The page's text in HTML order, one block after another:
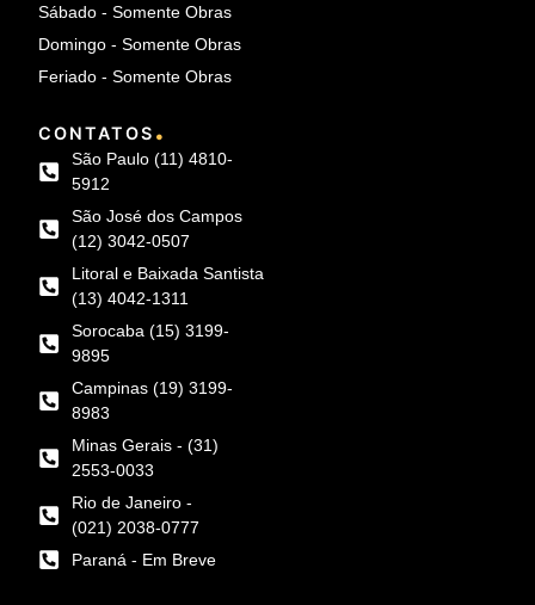
Sábado - Somente Obras
Domingo - Somente Obras
Feriado - Somente Obras
CONTATOS .
São Paulo (11) 4810-
5912
São José dos Campos
(12) 3042-0507
Litoral e Baixada Santista
(13) 4042-1311
Sorocaba (15) 3199-
9895
Campinas (19) 3199-
8983
Minas Gerais - (31)
2553-0033
Rio de Janeiro -
(021) 2038-0777
Paraná - Em Breve